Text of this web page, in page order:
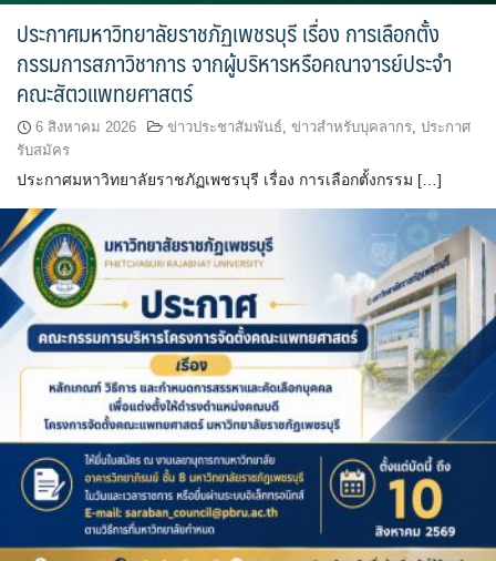
ประกาศมหาวิทยาลัยราชภัฏเพชรบุรี เรื่อง การเลือกตั้ง
กรรมการสภาวิชาการ จากผู้บริหารหรือคณาจารย์ประจำ
คณะสัตวแพทยศาสตร์
6 สิงหาคม 2026 ข่าวประชาสัมพันธ์, ข่าวสำหรับบุคลากร, ประกาศ
รับสมัคร
ประกาศมหาวิทยาลัยราชภัฏเพชรบุรี เรื่อง การเลือกตั้งกรรม […]